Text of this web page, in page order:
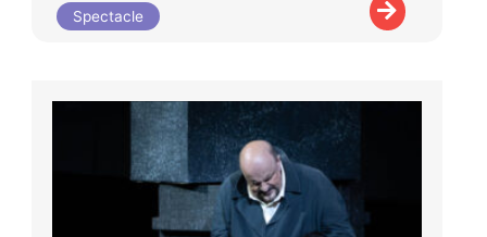
Spectacle